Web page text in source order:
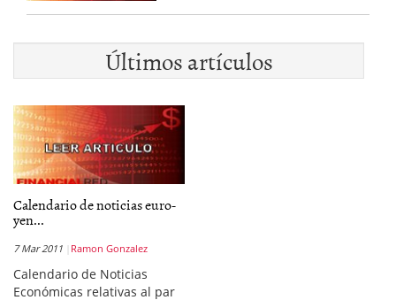
Últimos artículos
Calendario de noticias euro-
yen...
7 Mar 2011 Ramon Gonzalez
Calendario de Noticias
Económicas relativas al par